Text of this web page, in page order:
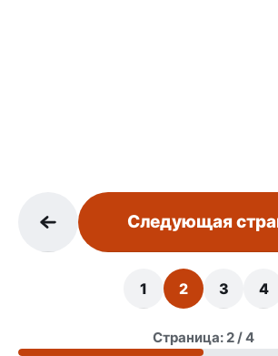
Следующая
1 2 3 4
Страница: 2 / 4